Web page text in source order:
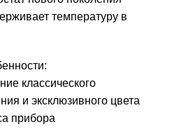
температуру в
классического
и эксклюзивного цвета
прибора